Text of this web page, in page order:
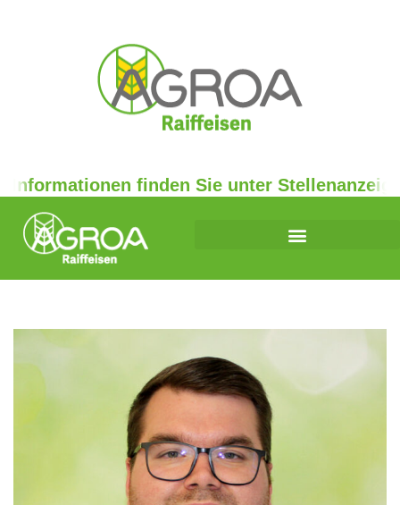
finden Sie unter